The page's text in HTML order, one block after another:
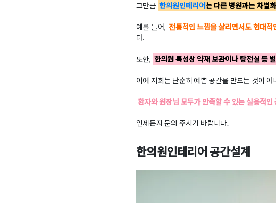
그만큼 한의원인테리어는 다른 병원과는 차별
예를 들어, 전통적인 느낌을 살리면서도 현대적
다.
또한, 한의원 특성상 약재 보관이나 탕전실 등
이에 저희는 단순히 예쁜 공간을 만드는 것이 아
환자와 원장님 모두가 만족할 수 있는 실용적인
언제든지 문의 주시기 바랍니다.
한의원인테리어 공간설계